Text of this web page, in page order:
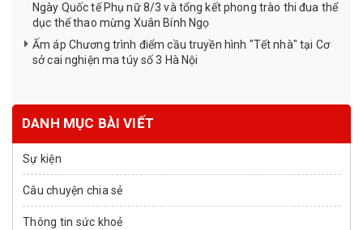
Ngày Quốc tế Phụ nữ 8/3 và tổng kết phong trào thi đua thể
dục thể thao mừng Xuân Bính Ngọ
Ấm áp Chương trình điểm cầu truyền hình "Tết nhà" tại Cơ
sở cai nghiện ma túy số 3 Hà Nội
DANH MỤC BÀI VIẾT
Sự kiện
Câu chuyện chia sẻ
Thông tin sức khoẻ